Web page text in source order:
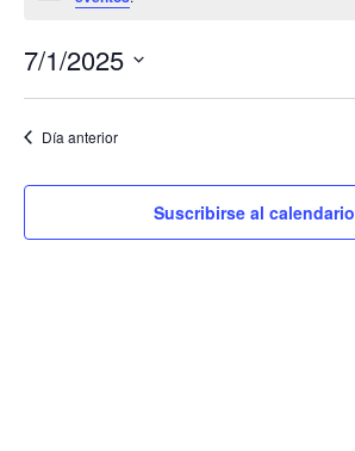
01/07/2025
7/1/2025
Selecciona
la
Día anterior
Suscribirse al calendario